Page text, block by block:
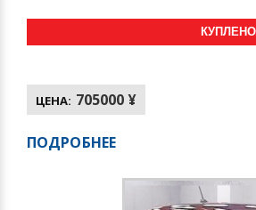
ЦЕНА: 705000 ¥
ПОДРОБНЕЕ